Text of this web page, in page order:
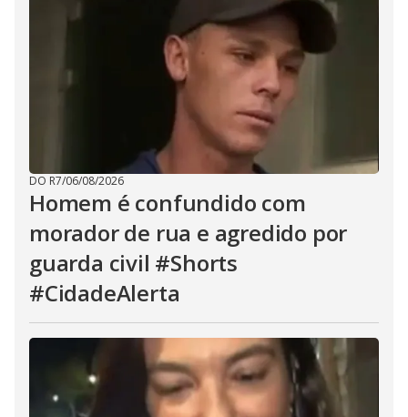
DO R7/06/08/2026
Homem é confundido com
morador de rua e agredido por
guarda civil #Shorts
#CidadeAlerta